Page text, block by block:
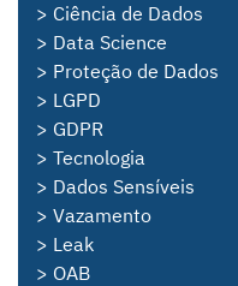
> Ciência de Dados
> Data Science
> Proteção de Dados
> LGPD
> GDPR
> Tecnologia
> Dados Sensíveis
> Vazamento
> Leak
> OAB